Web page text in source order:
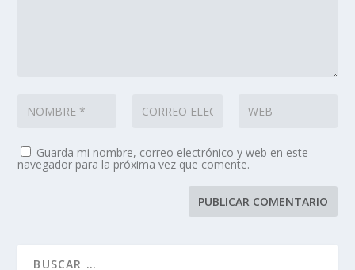
Guarda mi nombre, correo electrónico y web en este
navegador para la próxima vez que comente.